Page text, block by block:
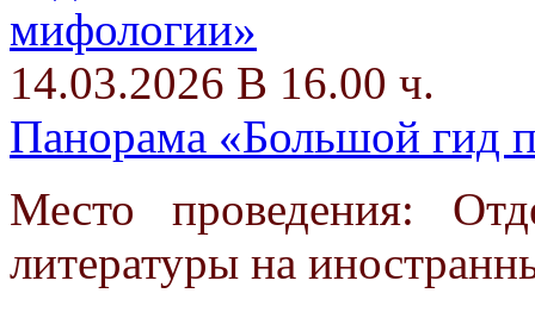
14.03.2026 В 16.00 ч.
Панорама «Большой гид
Место проведения:
литературы на